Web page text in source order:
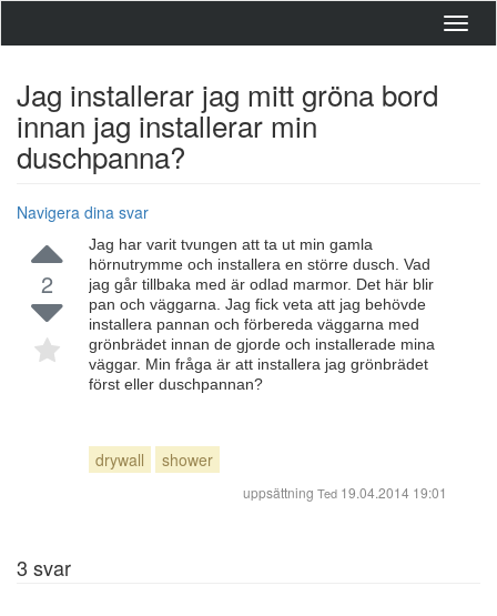
Jag installerar jag mitt gröna bord
innan jag installerar min
duschpanna?
Navigera dina svar
2
Jag har varit tvungen att ta ut min gamla
hörnutrymme och installera en större dusch. Vad
jag går tillbaka med är odlad marmor. Det här blir
pan och väggarna. Jag fick veta att jag behövde
installera pannan och förbereda väggarna med
grönbrädet innan de gjorde och installerade mina
väggar. Min fråga är att installera jag grönbrädet
först eller duschpannan?
drywall shower
uppsättning Ted 19.04.2014 19:01
3 svar